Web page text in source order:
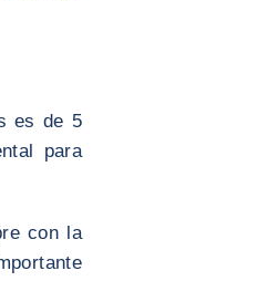
es de 5
para
con la